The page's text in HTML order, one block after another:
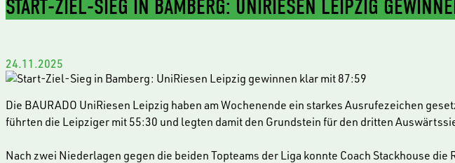
START-ZIEL-SIEG IN BAMBERG: UNIRIESEN LEIPZIG
24.11.2025
Die BAURADO UniRiesen Leipzig haben am Wochenende ein starkes Ausrufezeichen
führten die Leipziger mit 55:30 und legten damit den Grundstein für den dritten
Nach zwei Niederlagen gegen die beiden Topteams der Liga konnte Coach Stackhouse